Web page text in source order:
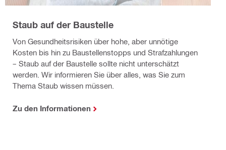
Staub auf der Baustelle
Von Gesundheitsrisiken über hohe, aber unnötige
Kosten bis hin zu Baustellenstopps und Strafzahlungen
– Staub auf der Baustelle sollte nicht unterschätzt
werden. Wir informieren Sie über alles, was Sie zum
Thema Staub wissen müssen.
Zu den Informationen